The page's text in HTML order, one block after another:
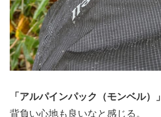
「アルパインパック（モンベル）」
背負い心地も良いなと感じる。